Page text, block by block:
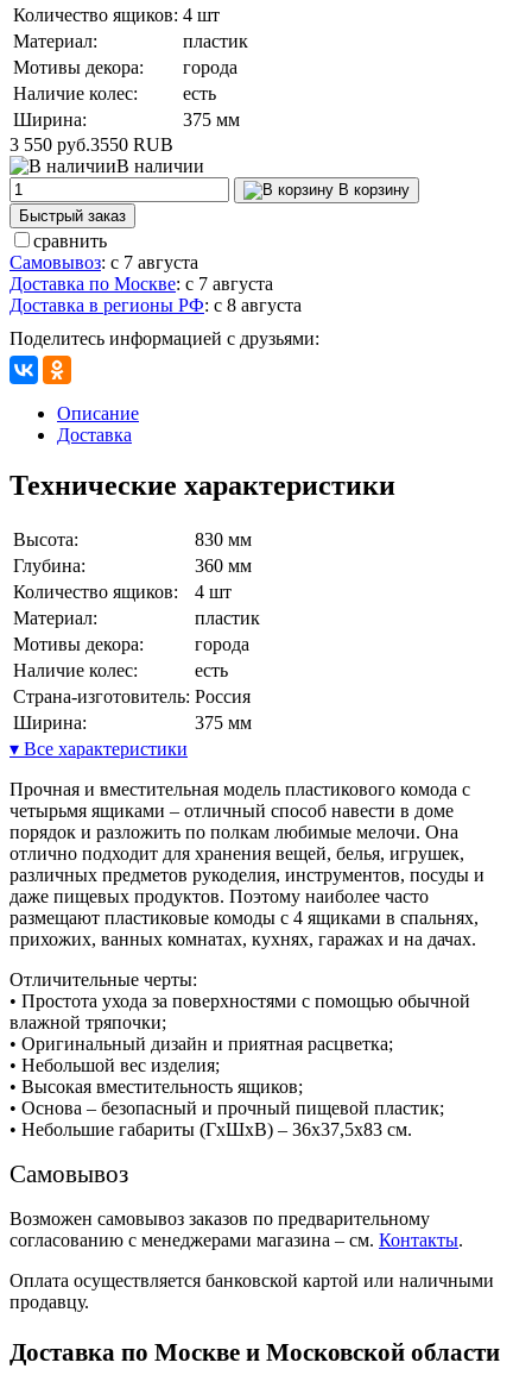
Количество ящиков: 4 шт
Материал:
пластик
Мотивы декора:
города
Наличие колес:
есть
Ширина:
375 мм
3 550 руб.3550 RUB
В наличии
В корзину
Быстрый заказ
сравнить
Самовывоз: с 7 августа
Доставка по Москве: с 7 августа
Доставка в регионы РФ: с 8 августа
Поделитесь информацией с друзьями:
Описание
Доставка
Технические характеристики
Высота:
830 мм
Глубина:
360 мм
Количество ящиков:
4 шт
Материал:
пластик
Мотивы декора:
города
Наличие колес:
есть
Страна-изготовитель: Россия
Ширина:
375 мм
▾ Все характеристики
Прочная и вместительная модель пластикового комода с
четырьмя ящиками – отличный способ навести в доме
порядок и разложить по полкам любимые мелочи. Она
отлично подходит для хранения вещей, белья, игрушек,
различных предметов рукоделия, инструментов, посуды и
даже пищевых продуктов. Поэтому наиболее часто
размещают пластиковые комоды с 4 ящиками в спальнях,
прихожих, ванных комнатах, кухнях, гаражах и на дачах.
Отличительные черты:
• Простота ухода за поверхностями с помощью обычной
влажной тряпочки;
• Оригинальный дизайн и приятная расцветка;
• Небольшой вес изделия;
• Высокая вместительность ящиков;
• Основа – безопасный и прочный пищевой пластик;
• Небольшие габариты (ГхШхВ) – 36х37,5х83 см.
Самовывоз
Возможен самовывоз заказов по предварительному
согласованию с менеджерами магазина – см. Контакты.
Оплата осуществляется банковской картой или наличными
продавцу.
Доставка по Москве и Московской области